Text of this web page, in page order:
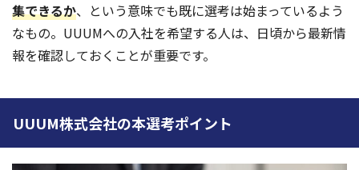
集できるか、という意味でも既に選考は始まっているよう
なもの。UUUMへの入社を希望する人は、日頃から最新情
報を確認しておくことが重要です。
UUUM株式会社の本選考ポイント